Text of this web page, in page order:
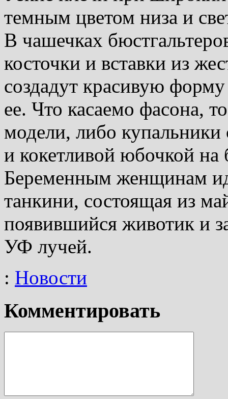
темным цветом низа и
В чашечках
косточки и вставки из
создадут красивую
ее. Что касаемо фасона,
модели, либо
и кокетливой юбочкой на
Беременным женщинам
танкини, состоящая из
появившийся животик и
УФ лучей.
: Новости
Комментировать